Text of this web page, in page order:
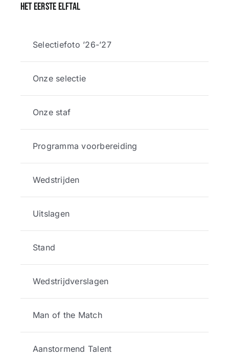
Het eerste elftal
Selectiefoto ’26-’27
Onze selectie
Onze staf
Programma voorbereiding
Wedstrijden
Uitslagen
Stand
Wedstrijdverslagen
Man of the Match
Aanstormend Talent